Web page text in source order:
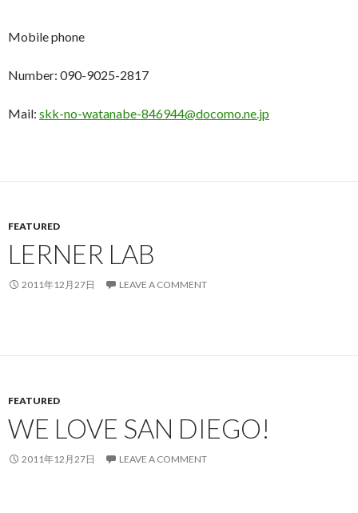
Mobile phone
Number: 090-9025-2817
Mail: skk-no-watanabe-846944@docomo.ne.jp
FEATURED
LERNER LAB
2011年12月27日 LEAVE A COMMENT
FEATURED
WE LOVE SAN DIEGO!
2011年12月27日 LEAVE A COMMENT